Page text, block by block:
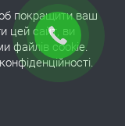
покращити ваш
цей сайт, ви
файлів cookie.